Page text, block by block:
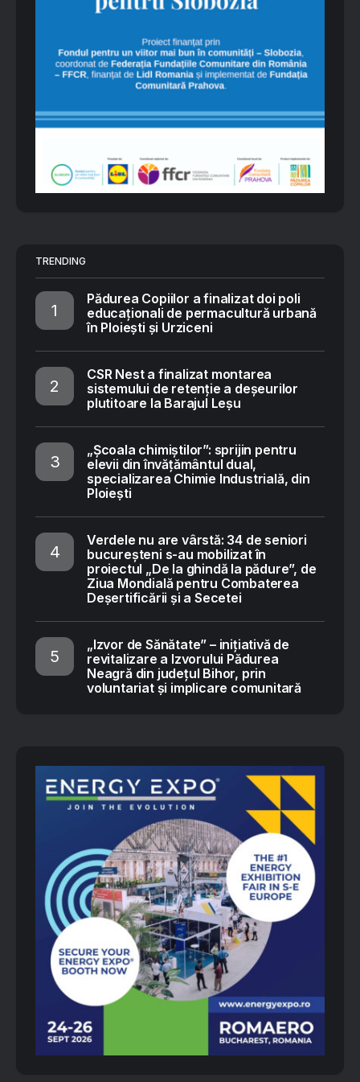
TRENDING
Pădurea Copiilor a finalizat doi poli
educaționali de permacultură urbană
în Ploiești și Urziceni
CSR Nest a finalizat montarea
sistemului de retenție a deșeurilor
plutitoare la Barajul Leșu
„Școala chimiștilor”: sprijin pentru
elevii din învățământul dual,
specializarea Chimie Industrială, din
Ploiești
Verdele nu are vârstă: 34 de seniori
bucureșteni s-au mobilizat în
proiectul „De la ghindă la pădure”, de
Ziua Mondială pentru Combaterea
Deșertificării și a Secetei
„Izvor de Sănătate” – inițiativă de
revitalizare a Izvorului Pădurea
Neagră din județul Bihor, prin
voluntariat și implicare comunitară